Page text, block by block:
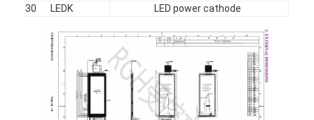
TFT LCD 디스플레이
IPS TFT LCD 디스플레이
정사각형 LCD 디스플레이
30
LEDK LED power cathode